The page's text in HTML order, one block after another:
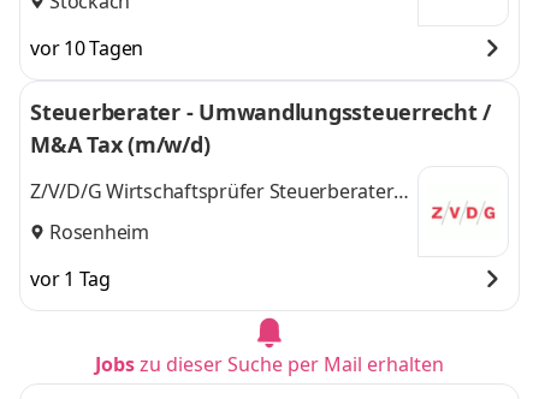
vor 10 Tagen
Steuerberater - Umwandlungssteuerrecht /
M&A Tax (m/w/d)
Z/V/D/G Wirtschaftsprüfer Steuerberater
PartmbB Hubert & Heubusch
Rosenheim
vor 1 Tag
Jobszu dieser Suche per Mail erhalten